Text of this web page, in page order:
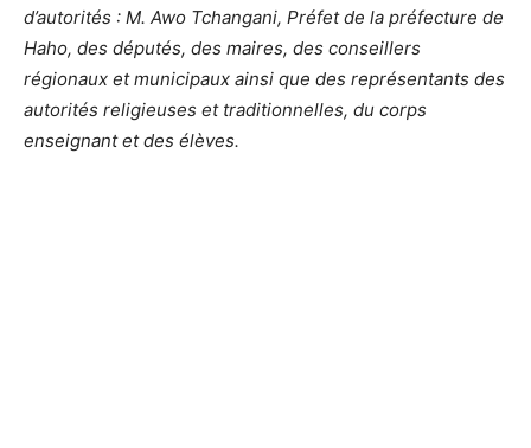
d’autorités : M. Awo Tchangani, Préfet de la préfecture de
Haho, des députés, des maires, des conseillers
régionaux et municipaux ainsi que des représentants des
autorités religieuses et traditionnelles, du corps
enseignant et des élèves.